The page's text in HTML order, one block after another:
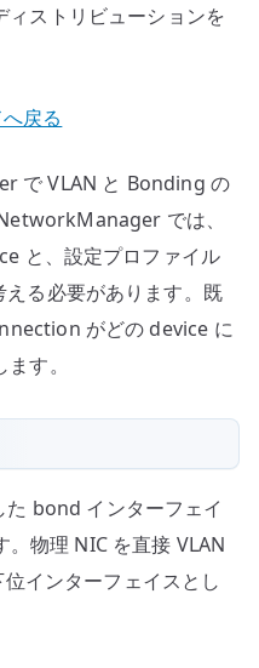
ィストリビューションを
戻る
で VLAN と Bonding の
では、
と、設定プロファイル
る必要があります。既
がどの device に
す。
bond インターフェイ
物理 NIC を直接 VLAN
インターフェイスとし